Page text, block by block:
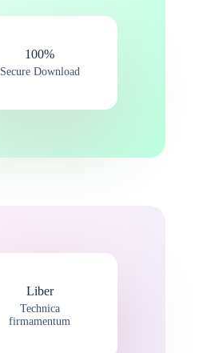
100%
Secure Download
Liber
Technica
firmamentum